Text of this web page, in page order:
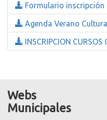
Formulario inscripción
Agenda Verano
INSCRIPCION
Webs
Municipales